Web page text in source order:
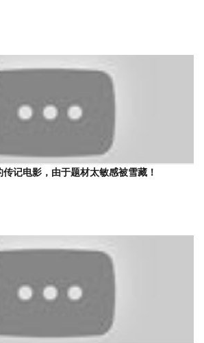
传记电影，由于题材太敏感被雪藏！